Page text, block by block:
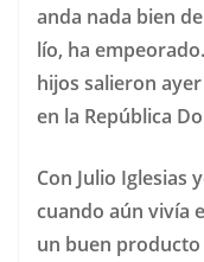
anda nada bien
lío, ha
hijos salieron
en la República
Con Julio Iglesias
cuando aún vivía
un buen